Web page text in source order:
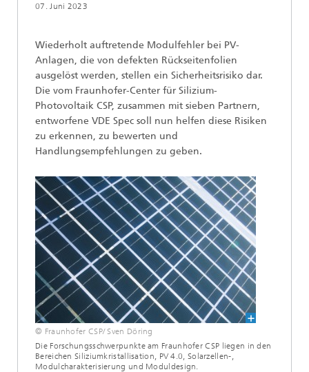
07. Juni 2023
Wiederholt auftretende Modulfehler bei PV-
Anlagen, die von defekten Rückseitenfolien
ausgelöst werden, stellen ein Sicherheitsrisiko dar.
Die vom Fraunhofer-Center für Silizium-
Photovoltaik CSP, zusammen mit sieben Partnern,
entworfene VDE Spec soll nun helfen diese Risiken
zu erkennen, zu bewerten und
Handlungsempfehlungen zu geben.
© Fraunhofer CSP/ Sven Döring
Die Forschungsschwerpunkte am Fraunhofer CSP liegen in den
Bereichen Siliziumkristallisation, PV 4.0, Solarzellen-,
Modulcharakterisierung und Moduldesign.